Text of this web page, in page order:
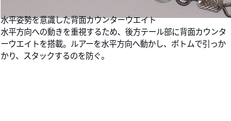
水平姿勢を意識した背面カウンターウエイト
水平方向への動きを重視するため、後方テール部に背面カウンタ
ーウエイトを搭載。ルアーを水平方向へ動かし、ボトムで引っか
かり、スタックするのを防ぐ。